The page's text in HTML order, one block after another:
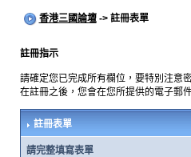
香港三國論壇-> 註冊表單
註冊指示
請確定您已完成所有欄位，要特別注意
在註冊之後，您會在您所提供的電子郵
註冊表單
請完整填寫表單